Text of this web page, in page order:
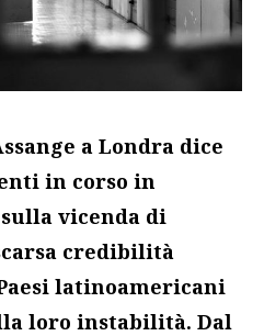
a Londra dice
in corso in
vicenda di
credibilità
latinoamericani
loro instabilità. Dal